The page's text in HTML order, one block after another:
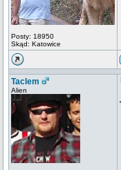
Posty: 18950
Skąd: Katowice
Taclem
Alien